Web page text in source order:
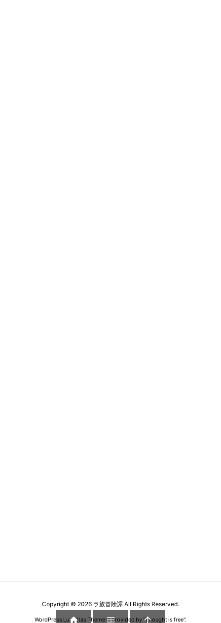
Copyright © 2026 ラ族冒険譚 All Rights Reserved.
WordPress Luxeritas Theme is provided by "Thought is free".
  